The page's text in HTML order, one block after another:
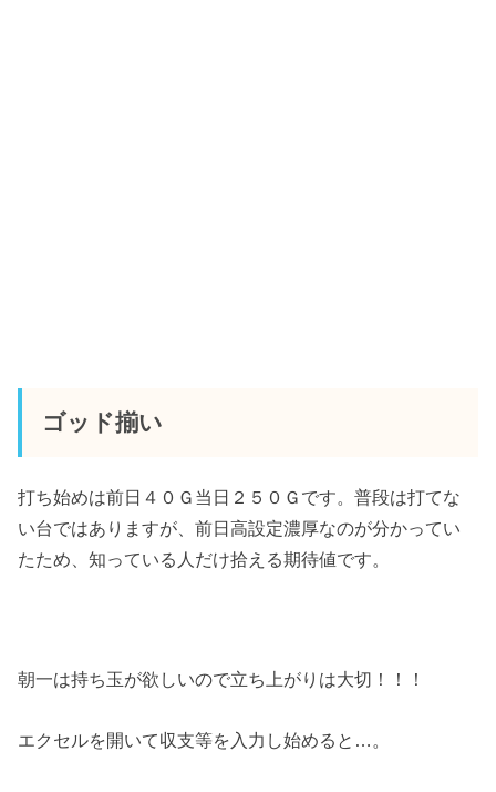
ゴッド揃い
打ち始めは前日４０Ｇ当日２５０Ｇです。普段は打てな
い台ではありますが、前日高設定濃厚なのが分かってい
たため、知っている人だけ拾える期待値です。
朝一は持ち玉が欲しいので立ち上がりは大切！！！
エクセルを開いて収支等を入力し始めると…。